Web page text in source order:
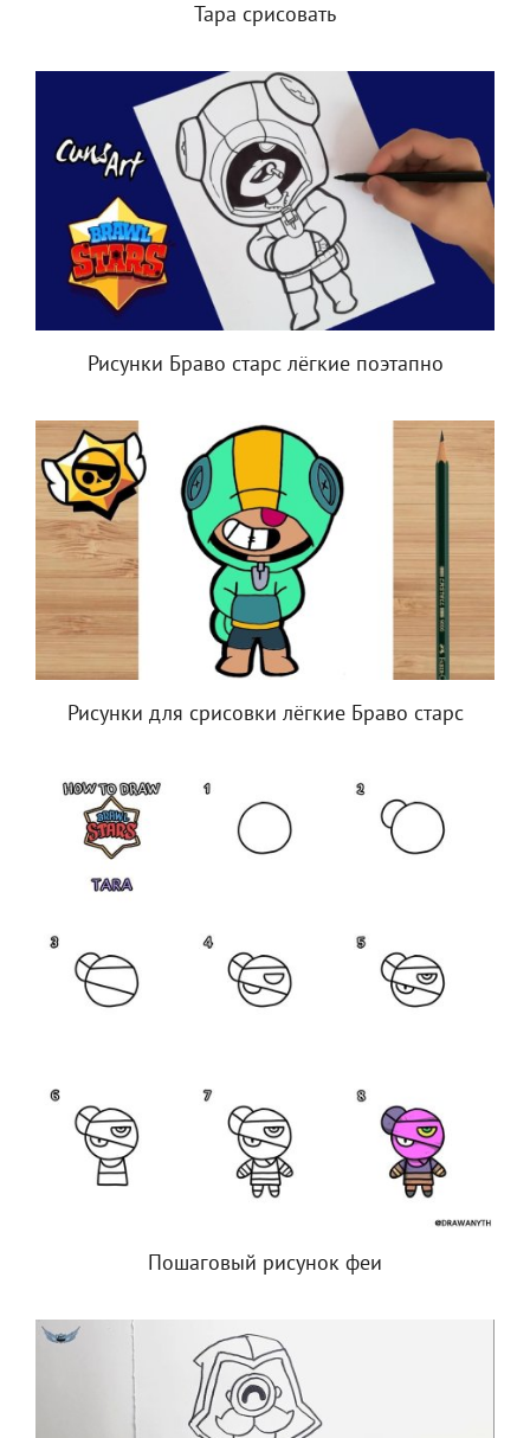
Тара срисовать
Рисунки Браво старс лёгкие поэтапно
Рисунки для срисовки лёгкие Браво старс
Пошаговый рисунок феи